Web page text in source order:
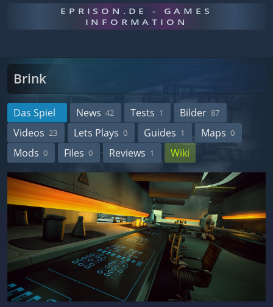
EPRISON.DE - GAMES
INFORMATION
Brink
Das Spiel News 42 Tests 1 Bilder 87
Videos 23 Lets Plays 0 Guides 1 Maps 0
Mods 0 Files 0 Reviews 1 Wiki